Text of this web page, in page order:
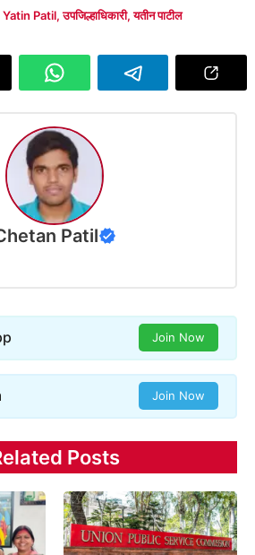
Yatin Patil,उपजिल्हाधिकारी,यतीन पाटील
Patil
Join Now
Join Now
Posts